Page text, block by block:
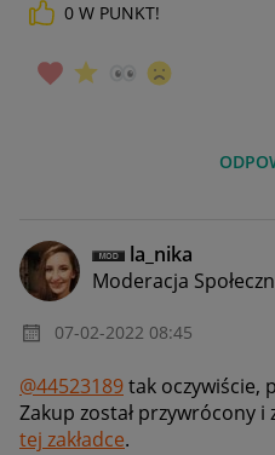
0 W PUNKT!
la_nika
Moderacja
‎07-02-2022 08:45
@44523189tak oczywiście,
Zakup został przywrócony
tej zakładce.